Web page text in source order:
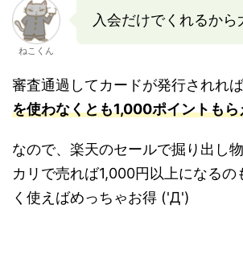
ねこくん
入会だけでくれるから
審査通過してカードが発行されれば
を使わなくとも1,000ポイントもら
なので、楽天のセールで掘り出し
カリで売れば1,000円以上になるの
く使えばめっちゃお得 ('Д')